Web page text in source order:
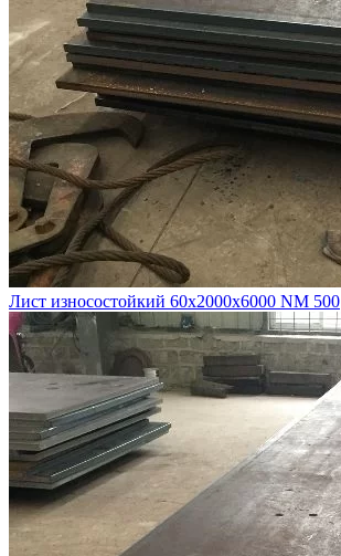
Лист износостойкий 60х2000х6000 NM 500